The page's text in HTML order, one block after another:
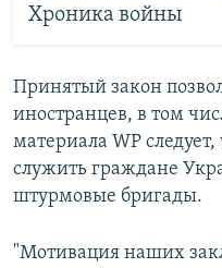
Хроника войны
Принятый закон
иностранцев, в том
материала WP
служить граждане
штурмовые бригады.
"Мотивация наших